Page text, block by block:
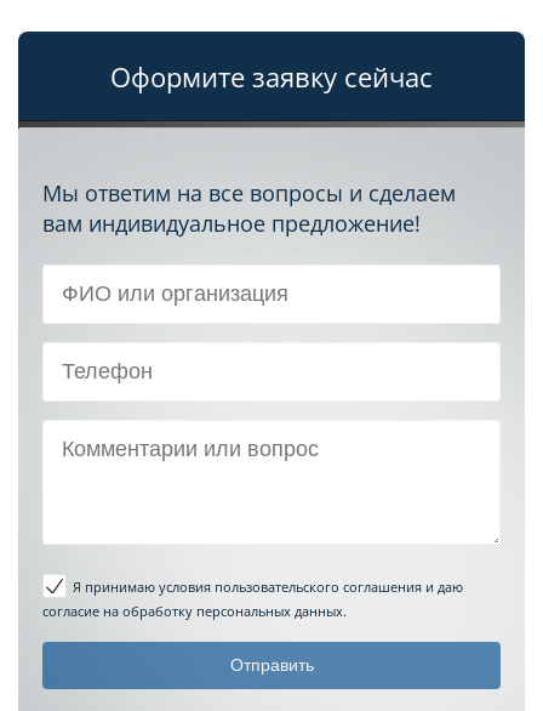
Оформите заявку сейчас
Мы ответим на все вопросы и сделаем
вам индивидуальное предложение!
Я принимаю условия пользовательского соглашения и даю
согласие на обработку персональных данных.